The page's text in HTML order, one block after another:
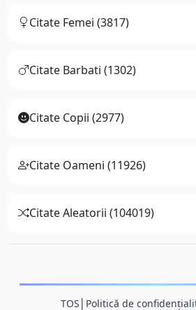
Citate Femei (3817)
Citate Barbati (1302)
Citate Copii (2977)
Citate Oameni (11926)
Citate Aleatorii (104019)
TOS Politică de